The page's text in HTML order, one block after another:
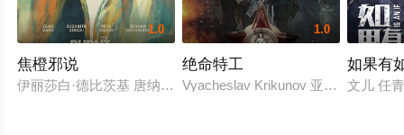
1.0
焦橙邪说
伊丽莎白·德比茨基 唐纳德·萨瑟兰 克拉斯·邦 米克·贾格尔 罗莎
1.0
绝命特工
Vyacheslav Krikunov 亚历山德·萨莫
如果有
文儿 任